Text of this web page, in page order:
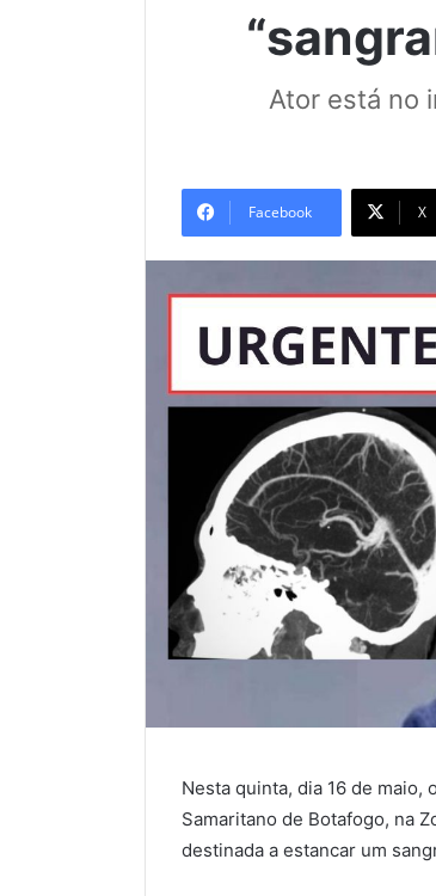
Ator está no
Facebook X
Nesta quinta, dia 16 de maio,
Samaritano de Botafogo, na
destinada a estancar um